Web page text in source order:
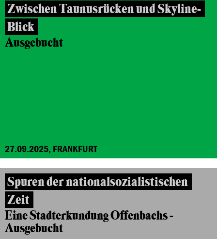
Zwischen Taunusrücken und Skyline-
Blick
Ausgebucht
27.09.2025, FRANKFURT
Spuren der nationalsozialistischen
Zeit
Eine Stadterkundung Offenbachs -
Ausgebucht